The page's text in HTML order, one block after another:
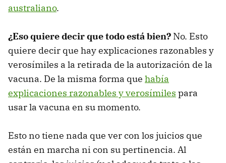
australiano.
¿Eso quiere decir que todo está bien? No. Esto
quiere decir que hay explicaciones razonables y
verosímiles a la retirada de la autorización de la
vacuna. De la misma forma que había
explicaciones razonables y verosímiles para
usar la vacuna en su momento.
Esto no tiene nada que ver con los juicios que
están en marcha ni con su pertinencia. Al